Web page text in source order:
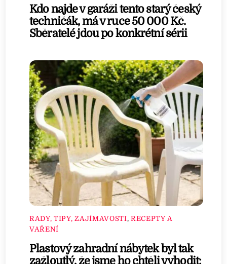
Kdo najde v garáži tento starý český
techničák, má v ruce 50 000 Kč.
Sběratelé jdou po konkrétní sérii
RADY, TIPY, ZAJÍMAVOSTI, RECEPTY A
VAŘENÍ
Plastový zahradní nábytek byl tak
zažloutlý, že jsme ho chtěli vyhodit: